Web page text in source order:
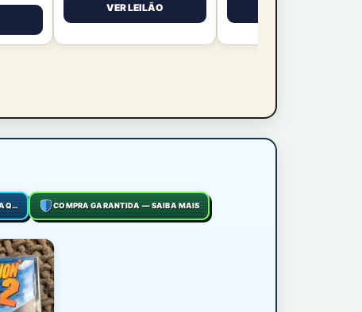
VER LEILÃO
COMO FUNCIONA O FRETE? CLIQUE AQUI COMPRA GARANTIDA — SAIBA MAIS